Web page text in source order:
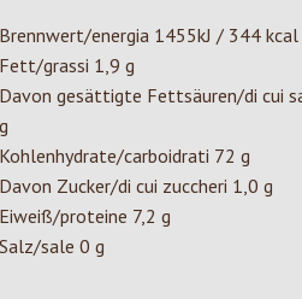
Brennwert/energia 1455kJ / 344 kcal
Fett/grassi 1,9 g
Davon gesättigte Fettsäuren/di cui
g
Kohlenhydrate/carboidrati 72 g
Davon Zucker/di cui zuccheri 1,0 g
Eiweiß/proteine 7,2 g
Salz/sale 0 g